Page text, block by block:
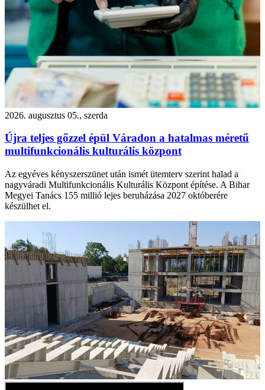
2026. augusztus 05., szerda
Újra teljes gőzzel épül Váradon a hatalmas méretű
multifunkcionális kulturális központ
Az egyéves kényszerszünet után ismét ütemterv szerint halad a
nagyváradi Multifunkcionális Kulturális Központ építése. A Bihar
Megyei Tanács 155 millió lejes beruházása 2027 októberére
készülhet el.